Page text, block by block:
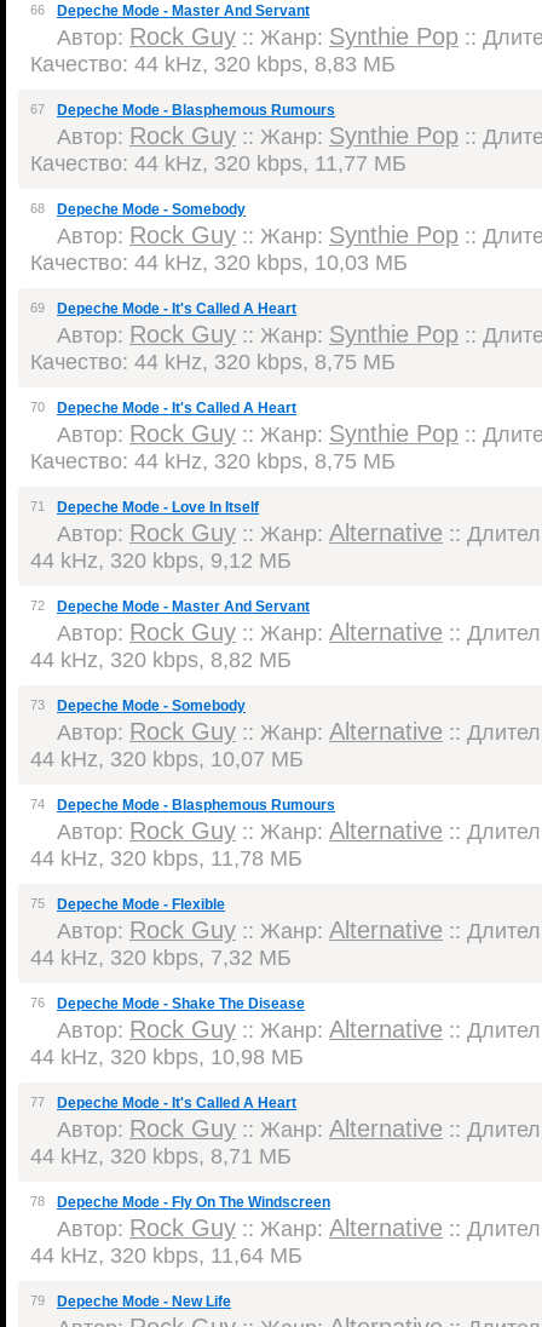
66 Depeche Mode - Master And Servant
Автор: Rock Guy :: Жанр: Synthie Pop ::
Качество: 44 kHz, 320 kbps, 8,83 МБ
67 Depeche Mode - Blasphemous Rumours
Автор: Rock Guy :: Жанр: Synthie Pop ::
Качество: 44 kHz, 320 kbps, 11,77 МБ
68 Depeche Mode - Somebody
Автор: Rock Guy :: Жанр: Synthie Pop ::
Качество: 44 kHz, 320 kbps, 10,03 МБ
69 Depeche Mode - It's Called A Heart
Автор: Rock Guy :: Жанр: Synthie Pop ::
Качество: 44 kHz, 320 kbps, 8,75 МБ
70 Depeche Mode - It's Called A Heart
Автор: Rock Guy :: Жанр: Synthie Pop ::
Качество: 44 kHz, 320 kbps, 8,75 МБ
71 Depeche Mode - Love In Itself
Автор: Rock Guy :: Жанр: Alternative ::
44 kHz, 320 kbps, 9,12 МБ
72 Depeche Mode - Master And Servant
Автор: Rock Guy :: Жанр: Alternative ::
44 kHz, 320 kbps, 8,82 МБ
73 Depeche Mode - Somebody
Автор: Rock Guy :: Жанр: Alternative ::
44 kHz, 320 kbps, 10,07 МБ
74 Depeche Mode - Blasphemous Rumours
Автор: Rock Guy :: Жанр: Alternative ::
44 kHz, 320 kbps, 11,78 МБ
75 Depeche Mode - Flexible
Автор: Rock Guy :: Жанр: Alternative ::
44 kHz, 320 kbps, 7,32 МБ
76 Depeche Mode - Shake The Disease
Автор: Rock Guy :: Жанр: Alternative ::
44 kHz, 320 kbps, 10,98 МБ
77 Depeche Mode - It's Called A Heart
Автор: Rock Guy :: Жанр: Alternative ::
44 kHz, 320 kbps, 8,71 МБ
78 Depeche Mode - Fly On The Windscreen
Автор: Rock Guy :: Жанр: Alternative ::
44 kHz, 320 kbps, 11,64 МБ
79 Depeche Mode - New Life